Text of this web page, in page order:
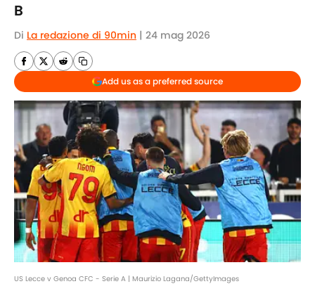
B
Di La redazione di 90min | 24 mag 2026
Add us as a preferred source
US Lecce v Genoa CFC - Serie A | Maurizio Lagana/GettyImages